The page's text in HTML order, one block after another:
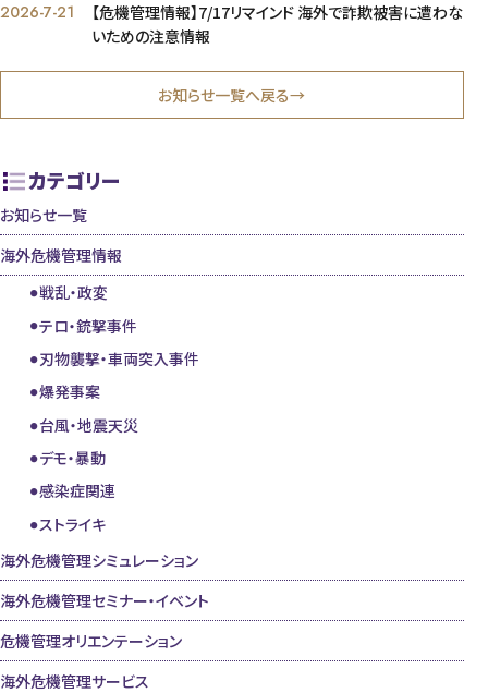
カテゴリー
お知らせ一覧
海外危機管理情報
戦乱・政変
テロ・銃撃事件
刃物襲撃・車両突入事件
爆発事案
台風・地震天災
デモ・暴動
感染症関連
ストライキ
海外危機管理シミュレーション
海外危機管理セミナー・イベント
危機管理オリエンテーション
海外危機管理サービス
2026-7-21
【危機管理情報】7/17リマインド 海外で詐欺被害に遭わな
いための注意情報
お知らせ一覧へ戻る→